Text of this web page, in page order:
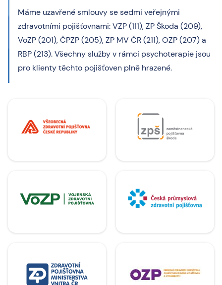
Máme uzavřené smlouvy se sedmi veřejnými
zdravotními pojišťovnami: VZP (111), ZP Škoda (209),
VoZP (201), ČPZP (205), ZP MV ČR (211), OZP (207) a
RBP (213). Všechny služby v rámci psychoterapie jsou
pro klienty těchto pojišťoven plně hrazené.